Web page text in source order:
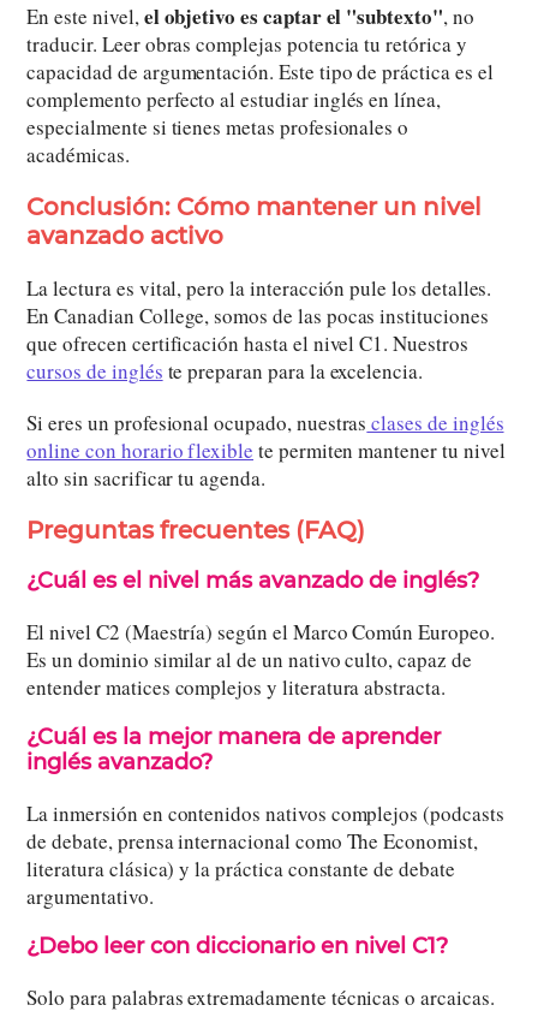
En este nivel,el objetivo es captar el "subtexto", no
traducir. Leer obras complejas potencia tu retórica y
capacidad de argumentación. Este tipo de práctica es el
complemento perfecto al estudiar inglés en línea,
especialmente si tienes metas profesionales o
académicas.
Conclusión: Cómo mantener un nivel
avanzado activo
La lectura es vital, pero la interacción pule los detalles.
En Canadian College, somos de las pocas instituciones
que ofrecen certificación hasta el nivel C1. Nuestros
cursos de inglés te preparan para la excelencia.
Si eres un profesional ocupado, nuestras clases de inglés
online con horario flexible te permiten mantener tu nivel
alto sin sacrificar tu agenda.
Preguntas frecuentes (FAQ)
¿Cuál es el nivel más avanzado de inglés?
El nivel C2 (Maestría) según el Marco Común Europeo.
Es un dominio similar al de un nativo culto, capaz de
entender matices complejos y literatura abstracta.
¿Cuál es la mejor manera de aprender
inglés avanzado?
La inmersión en contenidos nativos complejos (podcasts
de debate, prensa internacional como The Economist,
literatura clásica) y la práctica constante de debate
argumentativo.
¿Debo leer con diccionario en nivel C1?
Solo para palabras extremadamente técnicas o arcaicas.